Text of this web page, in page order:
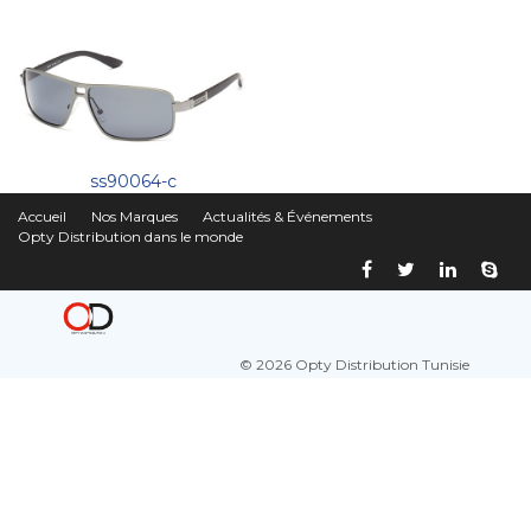
ss90064-c
Accueil Nos Marques
Actualités & Événements
Opty Distribution dans le monde
© 2026 Opty Distribution Tunisie